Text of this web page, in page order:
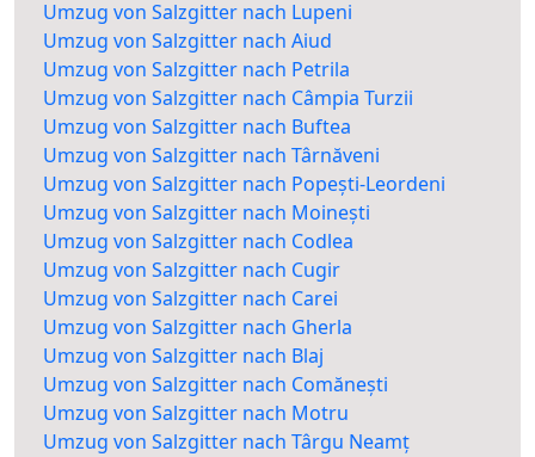
Umzug von Salzgitter nach Lupeni
Umzug von Salzgitter nach Aiud
Umzug von Salzgitter nach Petrila
Umzug von Salzgitter nach Câmpia Turzii
Umzug von Salzgitter nach Buftea
Umzug von Salzgitter nach Târnăveni
Umzug von Salzgitter nach Popești-Leordeni
Umzug von Salzgitter nach Moinești
Umzug von Salzgitter nach Codlea
Umzug von Salzgitter nach Cugir
Umzug von Salzgitter nach Carei
Umzug von Salzgitter nach Gherla
Umzug von Salzgitter nach Blaj
Umzug von Salzgitter nach Comănești
Umzug von Salzgitter nach Motru
Umzug von Salzgitter nach Târgu Neamț